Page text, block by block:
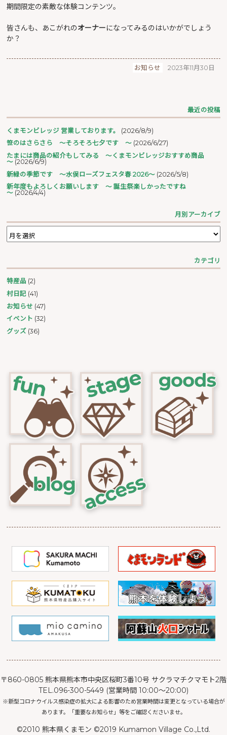
期間限定の素敵な体験コンテンツ。
皆さんも、あこがれのオーナーになってみるのはいかがでしょう
か？
お知らせ 2023年11月30日
最近の投稿
くまモンビレッジ 営業しております。
(2026/8/9)
笹のはさらさら ～そろそろ七夕です ～ (2026/6/27)
たまには商品の紹介もしてみる ～くまモンビレッジおすすめ商品
～ (2026/6/9)
新緑の季節です ～水俣ローズフェスタ春 2026～ (2026/5/8)
新年度もよろしくお願いします ～ 誕生祭楽しかったですね
～ (2026/4/4)
月別アーカイブ
カテゴリ
特産品 (2)
村日記 (41)
お知らせ (47)
イベント (32)
グッズ (36)
〒860-0805 熊本県熊本市中央区桜町3番10号 サクラマチクマモト2階
TEL.096-300-5449 (営業時間 10:00～20:00)
※新型コロナウイルス感染症の拡大による影響のため営業時間は変更となっている場合が
あります。「重要なお知らせ」等をご確認くださいませ。
©2010 熊本県くまモン ©2019 Kumamon Village Co.,Ltd.